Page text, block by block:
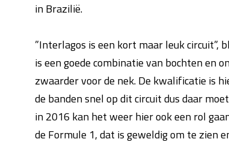
in Brazilië.
”Interlagos is een kort maar leuk circuit”,
is een goede combinatie van bochten en
zwaarder voor de nek. De kwalificatie is
de banden snel op dit circuit dus daar
in 2016 kan het weer hier ook een rol
de Formule 1, dat is geweldig om te zien